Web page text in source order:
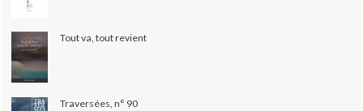
Tout va, tout revient
Traversées, n° 90